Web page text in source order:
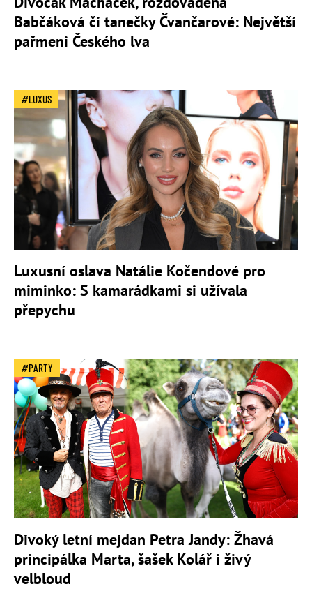
Babčáková či tanečky Čvančarové: Největší
pařmeni Českého lva
LUXUS
Luxusní oslava Natálie Kočendové pro
miminko: S kamarádkami si užívala
přepychu
PARTY
Divoký letní mejdan Petra Jandy: Žhavá
principálka Marta, šašek Kolář i živý
velbloud